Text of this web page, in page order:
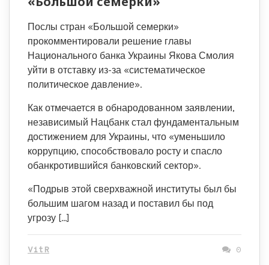
Послы стран «Большой семерки»
прокомментировали решение главы
Национального банка Украины Якова Смолия
уйти в отставку из-за «систематическое
политическое давление».
Как отмечается в обнародованном заявлении,
независимый Нацбанк стал фундаментальным
достижением для Украины, что «уменьшило
коррупцию, способствовало росту и спасло
обанкротившийся банковский сектор».
«Подрыв этой сверхважной институты был бы
большим шагом назад и поставил бы под
угрозу […]
VitR 0